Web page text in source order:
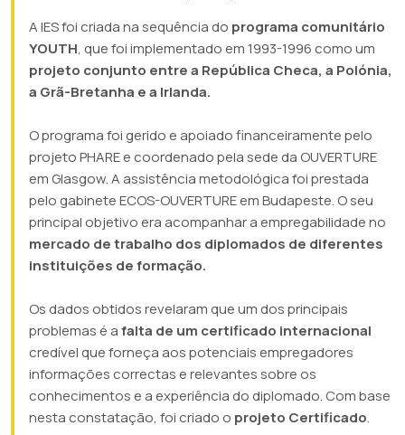
A IES foi criada na sequência do programa comunitário
YOUTH, que foi implementado em 1993-1996 como um
projeto conjunto entre a República Checa, a Polónia,
a Grã-Bretanha e a Irlanda.
O programa foi gerido e apoiado financeiramente pelo
projeto PHARE e coordenado pela sede da OUVERTURE
em Glasgow. A assistência metodológica foi prestada
pelo gabinete ECOS-OUVERTURE em Budapeste. O seu
principal objetivo era acompanhar a empregabilidade no
mercado de trabalho dos diplomados de diferentes
instituições de formação.
Os dados obtidos revelaram que um dos principais
problemas é afalta de um certificado internacional
credível que forneça aos potenciais empregadores
informações correctas e relevantes sobre os
conhecimentos e a experiência do diplomado. Com base
nesta constatação, foi criado o projeto Certificado.